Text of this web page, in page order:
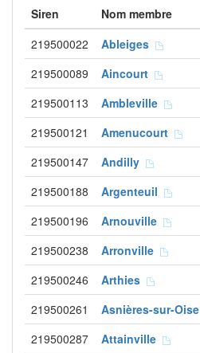
Siren Nom membre
219500022
Ableiges
219500089 Aincourt
219500113 Ambleville
219500121 Amenucourt
219500147 Andilly
219500188 Argenteuil
219500196 Arnouville
219500238 Arronville
219500246 Arthies
219500261 Asnières-sur-Oise
219500287 Attainville